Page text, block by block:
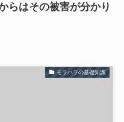
らはその被害が分かり
モラハラの基礎知識